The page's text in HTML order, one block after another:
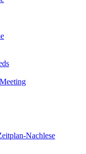
Nachlese